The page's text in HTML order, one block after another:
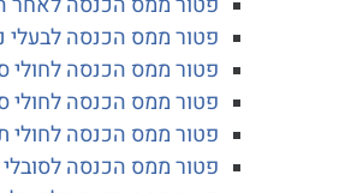
פטור ממס הכנסה לבעלי נכות
פטור ממס הכנסה לחולי סוכרת
פטור ממס הכנסה לחולי סוכרת
פטור ממס הכנסה לחולי תרשת
פטור ממס הכנסה לסובלי אי